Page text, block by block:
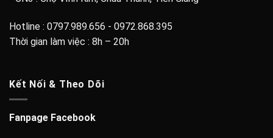
Hotline : 0797.989.656 - 0972.868.395
Thời gian làm việc : 8h – 20h
Kết Nối & Theo Dõi
Fanpage Facebook